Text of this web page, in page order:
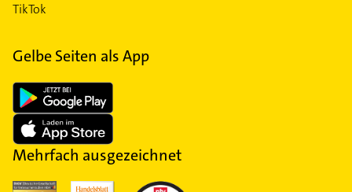
TikTok
Gelbe Seiten als App
Mehrfach ausgezeichnet